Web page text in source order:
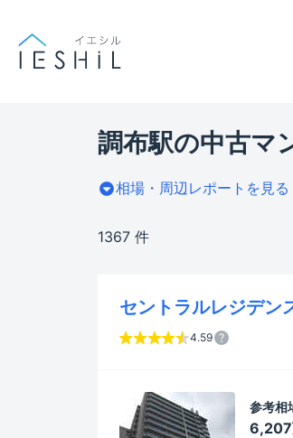
調布駅の中古マ
相場・周辺レポートを見る
1367 件
セントラルレジデン
4.59
参考相
6,207